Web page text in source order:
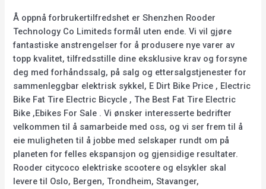
Å oppnå forbrukertilfredshet er Shenzhen Rooder
Technology Co Limiteds formål uten ende. Vi vil gjøre
fantastiske anstrengelser for å produsere nye varer av
topp kvalitet, tilfredsstille dine eksklusive krav og forsyne
deg med forhåndssalg, på salg og ettersalgstjenester for
sammenleggbar elektrisk sykkel, E Dirt Bike Price , Electric
Bike Fat Tire Electric Bicycle , The Best Fat Tire Electric
Bike ,Ebikes For Sale . Vi ønsker interesserte bedrifter
velkommen til å samarbeide med oss, og vi ser frem til å
eie muligheten til å jobbe med selskaper rundt om på
planeten for felles ekspansjon og gjensidige resultater.
Rooder citycoco elektriske scootere og elsykler skal
levere til Oslo, Bergen, Trondheim, Stavanger,